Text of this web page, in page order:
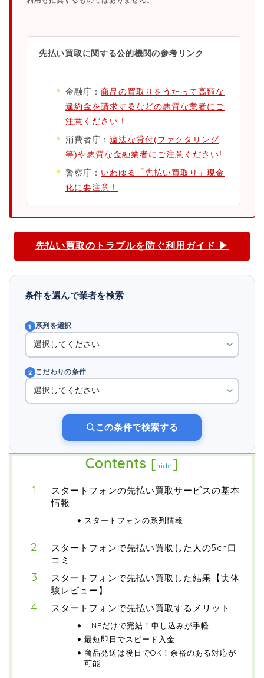
先払い買取に関する公的機関の参考リンク
金融庁： 商品の買取りをうたって高額な
違約金を請求するなどの悪質な業者にご
注意ください！
消費者庁： 違法な貸付(ファクタリング
等)や悪質な金融業者にご注意ください!
警察庁： いわゆる「先払い買取り」現金
化に要注意！
先払い買取のトラブルを防ぐ利用ガイド ▶
条件を選んで業者を検索
1 系列を選択
2 こだわりの条件
この条件で検索する
Contents [hide ]
スタートフォンの先払い買取サービスの基本
情報
スタートフォンの系列情報
スタートフォンで先払い買取した人の5ch口
コミ
スタートフォンで先払い買取した結果【実体
験レビュー】
スタートフォンで先払い買取するメリット
LINEだけで完結！申し込みが手軽
最短即日でスピード入金
商品発送は後日でOK！余裕のある対応が
可能